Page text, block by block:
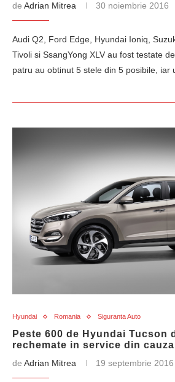
de Adrian Mitrea 30 noiembrie 2016
Audi Q2, Ford Edge, Hyundai Ioniq,
Tivoli si SsangYong XLV au fost testate
patru au obtinut 5 stele din 5 posibile, iar
Hyundai Romania Siguranta Auto
Peste 600 de Hyundai Tucson
rechemate in service din
de Adrian Mitrea 19 septembrie 2016